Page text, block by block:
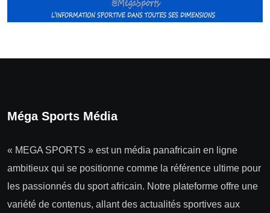
Méga Sports Média
« MEGA SPORTS » est un média panafricain en ligne
ambitieux qui se positionne comme la référence ultime pour
les passionnés du sport africain. Notre plateforme offre une
variété de contenus, allant des actualités sportives aux